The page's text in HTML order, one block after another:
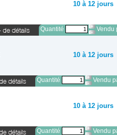
10 à 12 jours
Quantité Vendu
10 à 12 jours
Quantité Vendu
10 à 12 jours
Quantité Vendu